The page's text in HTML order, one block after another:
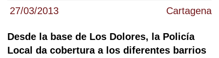
27/03/2013 Cartagena
Desde la base de Los Dolores, la Policía
Local da cobertura a los diferentes barrios